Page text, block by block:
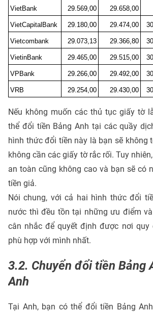
VietBank 29.569,00 29.658,00
VietCapitalBank 29.180,00 29.474,00
Vietcombank 29.073,13 29.366,80
VietinBank 29.465,00 29.515,00
VPBank 29.266,00 29.492,00
VRB 29.254,00 29.430,00
Nếu không muốn các thủ tục giấy tờ
thể đổi tiền Bảng Anh tại các quầy
hình thức đổi tiền này là bạn sẽ không
không cần các giấy tờ rắc rối. Tuy
an toàn cũng không cao và bạn sẽ có
tiền giả.
Nói chung, với cả hai hình thức đổi
nước thì đều tồn tại những ưu điểm
cân nhắc để quyết định được nơi quy
phù hợp với mình nhất.
3.2. Chuyển đổi tiền Bảng
Anh
Tại Anh, bạn có thể đổi tiền Bảng